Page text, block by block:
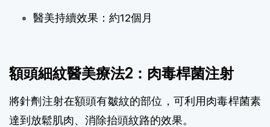
醫美持續效果：約12個月
額頭細紋醫美療法2：肉毒桿菌注射
將針劑注射在額頭有皺紋的部位，可利用肉毒桿菌素
達到放鬆肌肉、消除抬頭紋路的效果。